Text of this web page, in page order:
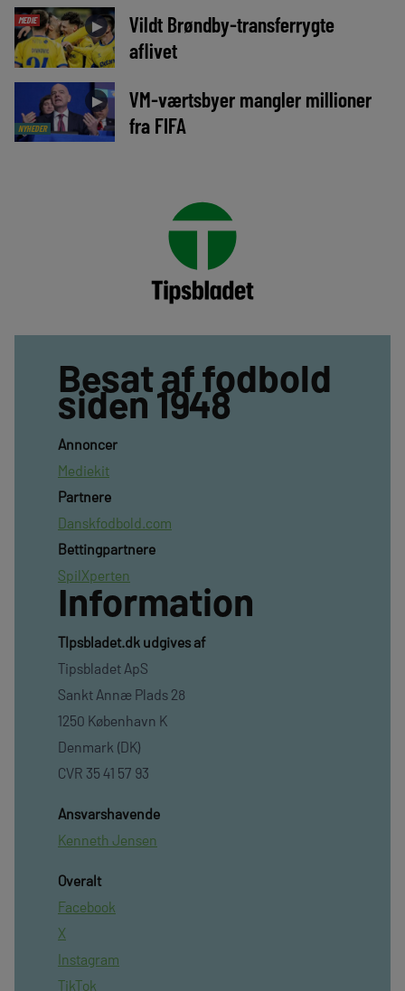
MEDIE ►
Vildt Brøndby-transferrygte
aflivet
NYHEDER
►
VM-værtsbyer mangler millioner
fra FIFA
Besat af fodbold
siden 1948
Annoncer
Mediekit
Partnere
Danskfodbold.com
Bettingpartnere
SpilXperten
Information
TIpsbladet.dk udgives af
Tipsbladet ApS
Sankt Annæ Plads 28
1250 København K
Denmark (DK)
CVR 35 41 57 93
Ansvarshavende
Kenneth Jensen
Overalt
Facebook
X
Instagram
TikTok